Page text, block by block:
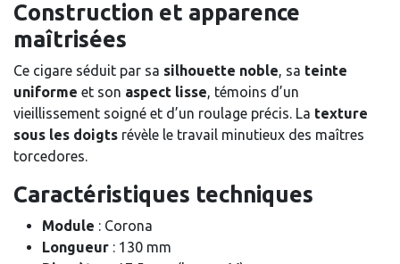
Construction et apparence
maîtrisées
Ce cigare séduit par sa silhouette noble, sa teinte
uniforme et son aspect lisse, témoins d’un
vieillissement soigné et d’un roulage précis. La texture
sous les doigts révèle le travail minutieux des maîtres
torcedores.
Caractéristiques techniques
Module : Corona
Longueur : 130 mm